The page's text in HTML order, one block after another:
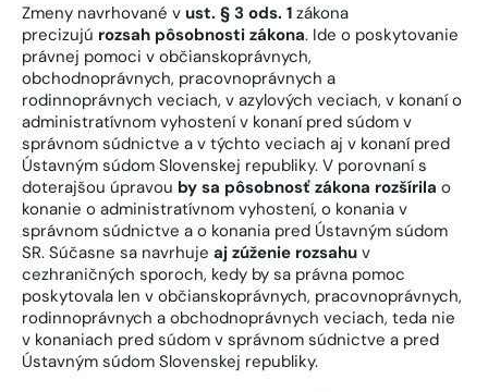
Zmeny navrhované v ust. § 3 ods. 1 zákona
precizujú rozsah pôsobnosti zákona. Ide o poskytovanie
právnej pomoci v občianskoprávnych,
obchodnoprávnych, pracovnoprávnych a
rodinnoprávnych veciach, v azylových veciach, v konaní o
administratívnom vyhostení v konaní pred súdom v
správnom súdnictve a v týchto veciach aj v konaní pred
Ústavným súdom Slovenskej republiky. V porovnaní s
doterajšou úpravou by sa pôsobnosť zákona rozšírila o
konanie o administratívnom vyhostení, o konania v
správnom súdnictve a o konania pred Ústavným súdom
SR. Súčasne sa navrhuje aj zúženie rozsahu v
cezhraničných sporoch, kedy by sa právna pomoc
poskytovala len v občianskoprávnych, pracovnoprávnych,
rodinnoprávnych a obchodnoprávnych veciach, teda nie
v konaniach pred súdom v správnom súdnictve a pred
Ústavným súdom Slovenskej republiky.